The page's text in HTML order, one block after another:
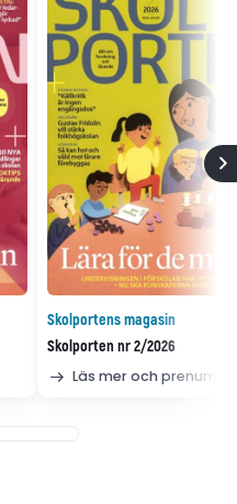
Skolportens magasin
Skolporten nr 2/2026
Läs mer och